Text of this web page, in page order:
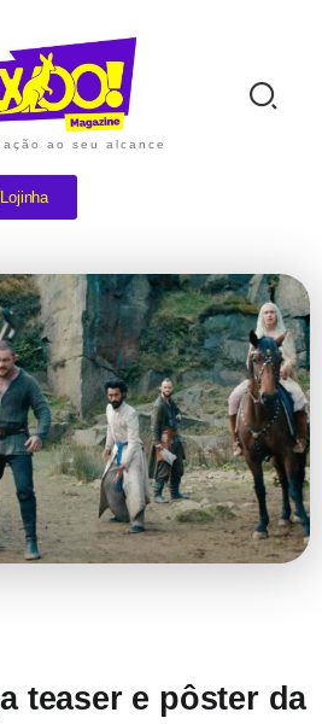
ao seu alcance
Lojinha
teaser e pôster da